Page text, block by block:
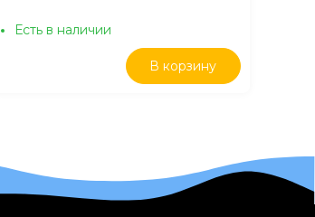
Есть в наличии
В корзину